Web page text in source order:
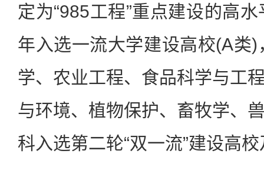
定为“985工程”重点建设的高
年入选一流大学建设高校(A类
学、农业工程、食品科学与工
与环境、植物保护、畜牧学、
科入选第二轮“双一流”建设高